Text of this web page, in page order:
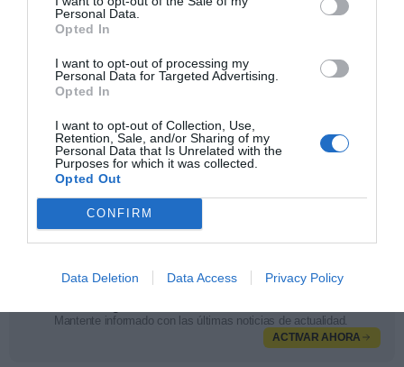
Personal Data.
Opted In
I want to opt-out of processing my
Personal Data for Targeted Advertising.
Opted In
I want to opt-out of Collection, Use,
Retention, Sale, and/or Sharing of my
Personal Data that Is Unrelated with the
Purposes for which it was collected.
Opted Out
CONFIRM
Data Deletion Data Access Privacy Policy
funcionales del resto de la línea.
¡Compra tu entrada para PRO Fitness 2025!
PRO Fitness
celebrándose en Madrid. El evento presencial, en el que
cada año se citan alrededor de 200 profesionales de la
gestión de instalaciones deportivas, es un punto de
encuentro para directivos y directivas, para abordar de
día a día: desde la creación de marca hasta la definición
de precios, pasando por la expansión y la creación de
experiencias al cliente.¡Hazte con tu entrada!
2Playbook
como fuente preferida de Google
Mantente informado con las últimas noticias de actualidad.
ACTIVAR AHORA